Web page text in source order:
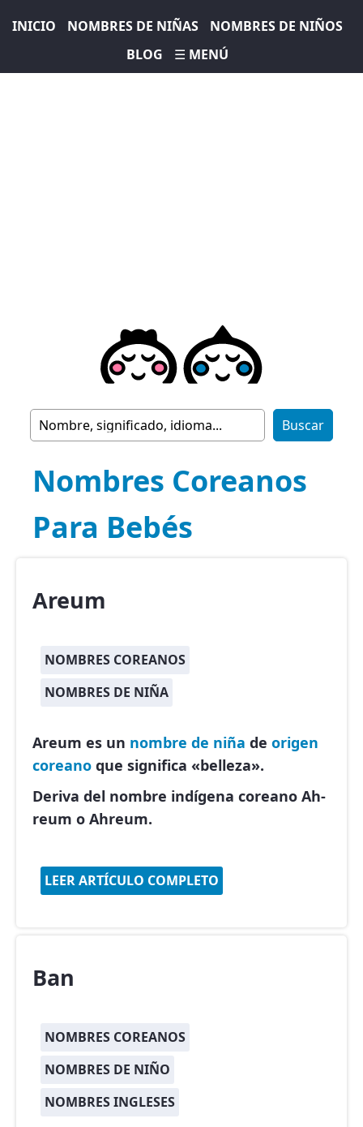
INICIO NOMBRES DE NIÑAS
NOMBRES DE NIÑOS
BLOG
☰ MENÚ
Nombres Coreanos
Para Bebés
Areum
NOMBRES COREANOS
NOMBRES DE NIÑA
Areum es un nombre de niña de origen
coreano que significa «belleza».
Deriva del nombre indígena coreano Ah-
reum o Ahreum.
LEER ARTÍCULO COMPLETO
Ban
NOMBRES COREANOS
NOMBRES DE NIÑO
NOMBRES INGLESES